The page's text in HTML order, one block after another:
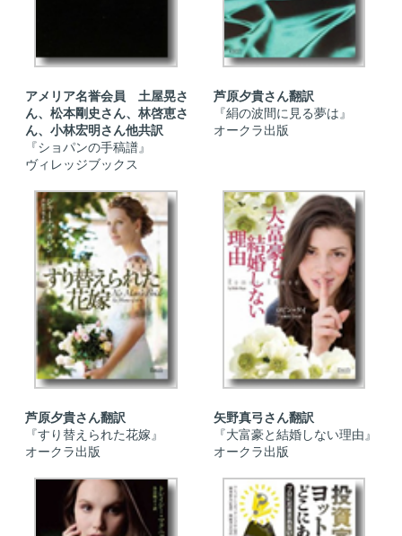
アメリア名誉会員 土屋晃さ
ん、松本剛史さん、林啓恵さ
ん、小林宏明さん他共訳
『ショパンの手稿譜』
ヴィレッジブックス
芦原夕貴さん翻訳
『絹の波間に見る夢は』
オークラ出版
芦原夕貴さん翻訳
『すり替えられた花嫁』
オークラ出版
矢野真弓さん翻訳
『大富豪と結婚しない理由』
オークラ出版